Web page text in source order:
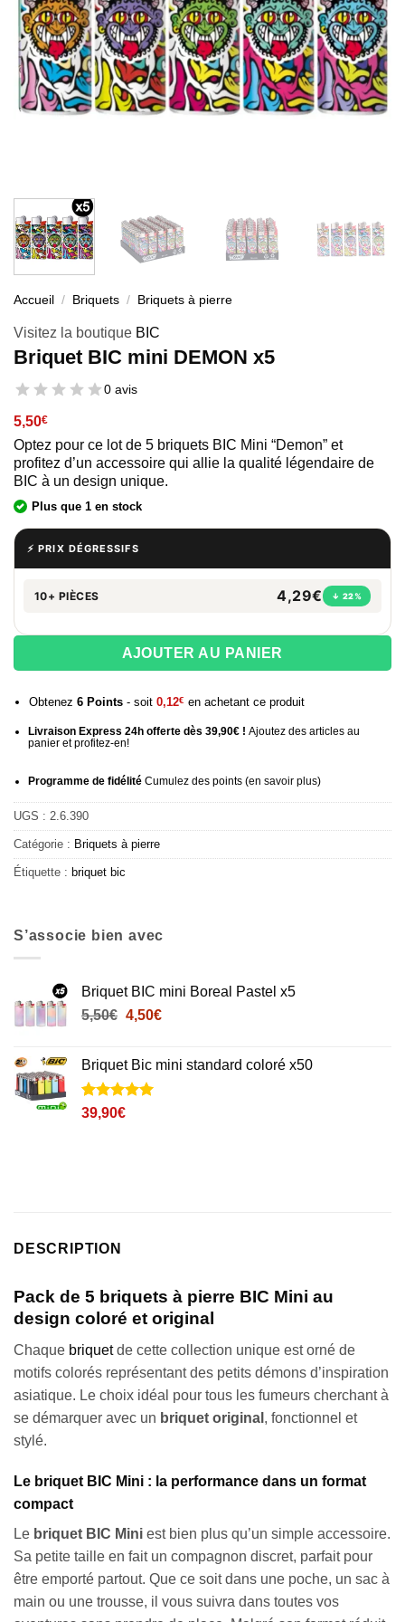
Accueil / Briquets / Briquets à pierre
Visitez la boutique BIC
Briquet BIC mini DEMON x5
0 avis
5,50€
Optez pour ce lot de 5 briquets BIC Mini “Demon” et
profitez d’un accessoire qui allie la qualité légendaire de
BIC à un design unique.
Plus que 1 en stock
⚡ PRIX DÉGRESSIFS
10+ PIÈCES 4,29€ ↓ 22%
AJOUTER AU PANIER
Obtenez 6Points- soit 0,12€ en achetant ce produit
Livraison Express 24h offerte dès 39,90€ ! Ajoutez des articles au
panier et profitez-en!
Programme de fidélitéCumulez des points (en savoir plus)
UGS : 2.6.390
Catégorie : Briquets à pierre
Étiquette : briquet bic
S’associe bien avec
Briquet BIC mini Boreal Pastel x5
5,50€ Le
était :
5,50€.
4,50€Le
est :
Briquet Bic mini standard coloré x50
Noté5sur
5
39,90€
DESCRIPTION
Pack de 5 briquets à pierre BIC Mini au
design coloré et original
Chaque briquetde cette collection unique est orné de
motifs colorés représentant des petits démons d’inspiration
asiatique. Le choix idéal pour tous les fumeurs cherchant à
se démarquer avec un briquet original , fonctionnel et
stylé.
Le briquet BIC Mini : la performance dans un format
compact
Le briquet BIC Mini est bien plus qu’un simple accessoire.
Sa petite taille en fait un compagnon discret, parfait pour
être emporté partout. Que ce soit dans une poche, un sac à
main ou une trousse, il vous suivra dans toutes vos